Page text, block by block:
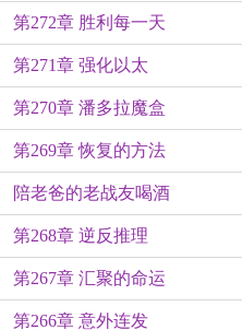
第272章 胜利每一天
第271章 强化以太
第270章 潘多拉魔盒
第269章 恢复的方法
陪老爸的老战友喝酒
第268章 逆反推理
第267章 汇聚的命运
第266章 意外连发